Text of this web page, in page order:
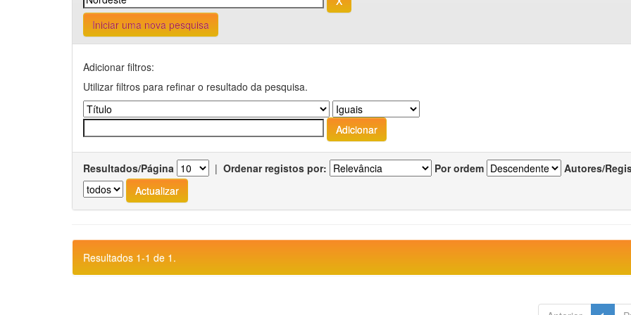
Iniciar uma nova pesquisa
Adicionar filtros:
Utilizar filtros para refinar o resultado da pesquisa.
Resultados/Página | Ordenar registos por: Por ordem Autores/
Resultados 1-1 de 1.